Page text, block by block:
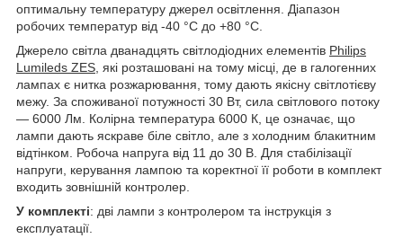
оптимальну температуру джерел освітлення. Діапазон
робочих температур від -40 °C до +80 °C.
Джерело світла дванадцять світлодіодних елементів Philips
Lumileds ZES , які розташовані на тому місці, де в галогенних
лампах є нитка розжарювання, тому дають якісну світлотієву
межу. За споживаної потужності 30 Вт, сила світлового потоку
— 6000 Лм. Колірна температура 6000 К, це означає, що
лампи дають яскраве біле світло, але з холодним блакитним
відтінком. Робоча напруга від 11 до 30 В. Для стабілізації
напруги, керування лампою та коректної її роботи в комплект
входить зовнішній контролер.
У комплекті: дві лампи з контролером та інструкція з
експлуатації.